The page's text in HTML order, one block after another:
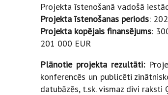
Projekta īstenošanā vadošā
Projekta īstenošanas periods:
Projekta kopējais finansējums:
201 000 EUR
Plānotie projekta rezultāti:
konferencēs un publicēti
datubāzēs, t.sk. vismaz divi